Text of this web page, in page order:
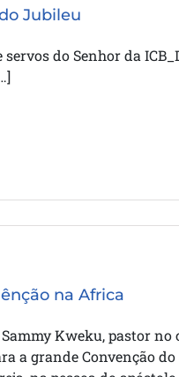
Jubileu
servos do Senhor da
na Africa
Kweku, pastor
a grande Convenção